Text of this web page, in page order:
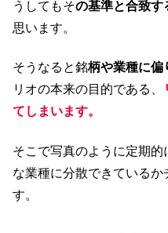
うしてもその基準と合致す
思います。
そうなると銘柄や業種に偏
リオの本来の目的である、
てしまいます。
そこで写真のように定期
な業種に分散できているか
す。